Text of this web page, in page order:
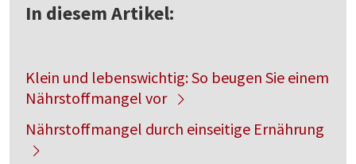
In diesem Artikel:
Klein und lebenswichtig: So beugen Sie einem
Nährstoffmangel vor
Nährstoffmangel durch einseitige Ernährung